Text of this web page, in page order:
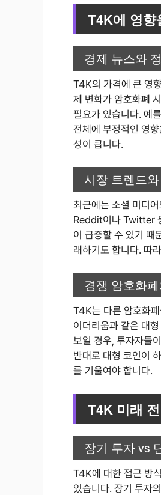
T4K에 영향
경제 뉴스와
T4K의 가격에 큰 영
제 변화가 암호화폐
필요가 있습니다. 예
전체에 부정적인 영
성이 큽니다.
시장 트렌드
최근에는 소셜 미디
Reddit이나 Twitter
이 급증할 수 있기 때
래하기도 합니다. 따
경쟁 암호화
T4K는 다른 암호화
이더리움과 같은 대
보일 경우, 투자자들
반대로 대형 코인이
를 기울여야 합니다.
T4K 미래
장기 투자 vs
T4K에 대한 접근 방
있습니다. 장기 투자